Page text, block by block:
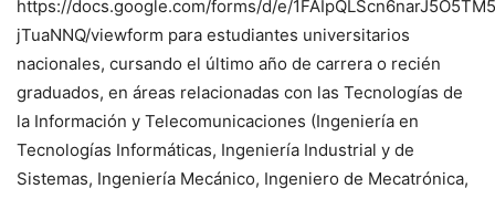
https://docs.google.com/forms/d/e/
jTuaNNQ/viewform para estudiantes universitarios
nacionales, cursando el último año de carrera o recién
graduados, en áreas relacionadas con las Tecnologías de
la Información y Telecomunicaciones (Ingeniería en
Tecnologías Informáticas, Ingeniería Industrial y de
Sistemas, Ingeniería Mecánico, Ingeniero de Mecatrónica,